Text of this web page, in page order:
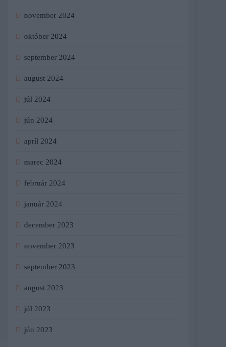
november 2024
október 2024
september 2024
august 2024
júl 2024
jún 2024
apríl 2024
marec 2024
február 2024
január 2024
december 2023
november 2023
september 2023
august 2023
júl 2023
jún 2023